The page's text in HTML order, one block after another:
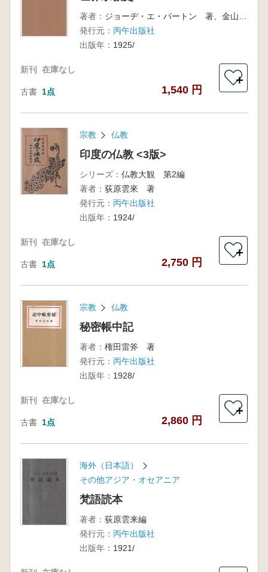
著者：
発行元： 丙午出版社
出版年： 1925/
新刊 在庫なし
古書 1点 1,540 円
＋
宗教 仏教
印度の仏教 <3版>
シリーズ： 仏教大観 第2編
著者： 荻原雲來 著
発行元： 丙午出版社
出版年： 1924/
新刊 在庫なし
古書 1点 2,750 円
＋
宗教 仏教
秘密帳中記
著者： 権田雷斧 著
発行元： 丙午出版社
出版年： 1928/
新刊 在庫なし
古書 1点 2,860 円
＋
海外（日本語）
その他アジア・オセアニア
梵語読本
著者： 荻原雲来編
発行元： 丙午出版社
出版年： 1921/